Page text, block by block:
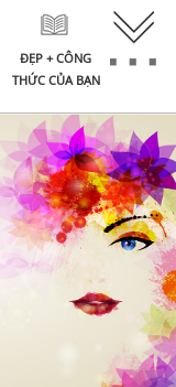
ĐẸP + CÔNG
THỨC CỦA BẠN